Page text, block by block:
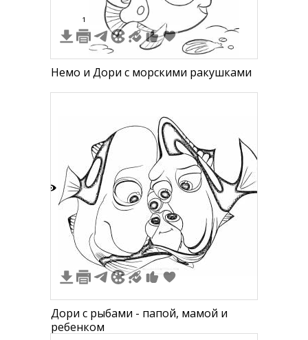
1
Немо и Дори с морскими ракушками
Дори с рыбами - папой, мамой и
ребенком